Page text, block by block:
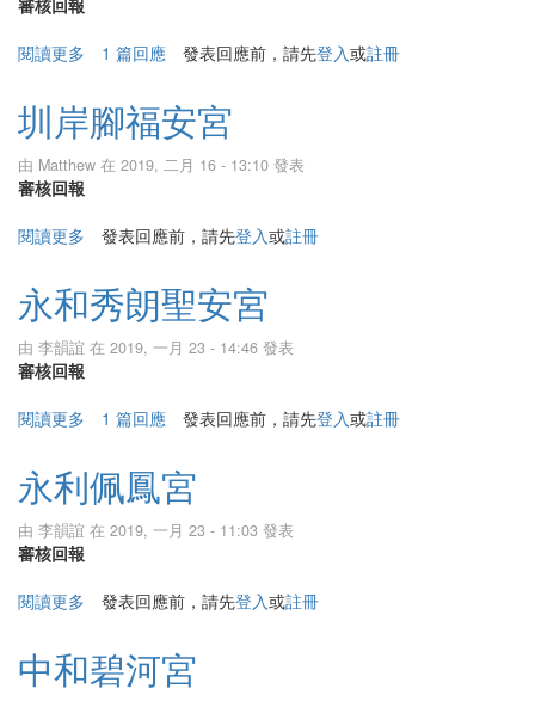
審核回報
閱讀更多 關於永和秀朗秀和宮
1 篇回應 發表回應前，請先登入或註冊
圳岸腳福安宮
由 Matthew 在 2019, 二月 16 - 13:10 發表
審核回報
閱讀更多 關於圳岸腳福安宮
發表回應前，請先登入或註冊
永和秀朗聖安宮
由 李韻誼 在 2019, 一月 23 - 14:46 發表
審核回報
閱讀更多 關於永和秀朗聖安宮
1 篇回應 發表回應前，請先登入或註冊
永利佩鳳宮
由 李韻誼 在 2019, 一月 23 - 11:03 發表
審核回報
閱讀更多 關於永利佩鳳宮
發表回應前，請先登入或註冊
中和碧河宮